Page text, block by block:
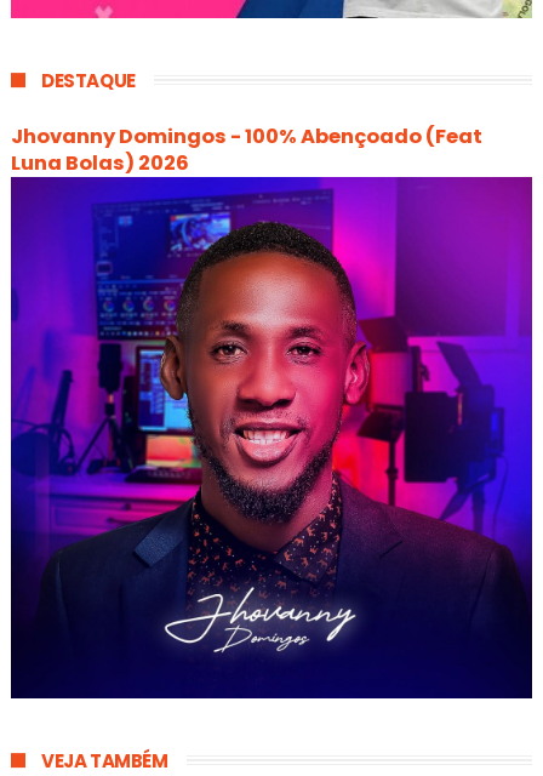
DESTAQUE
Jhovanny Domingos - 100% Abençoado (Feat
Luna Bolas) 2026
VEJA TAMBÉM